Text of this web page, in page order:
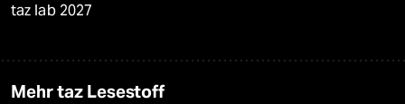
taz lab 2027
Mehr taz Lesestoff